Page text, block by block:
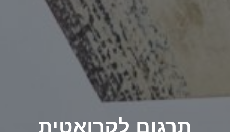
תרגום לקרואטית